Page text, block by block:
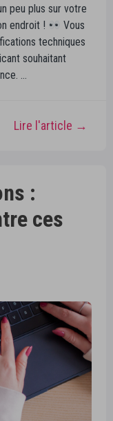
peu plus sur votre
endroit !
Vous
techniques
souhaitant
…
Lire l'article →
:
ces